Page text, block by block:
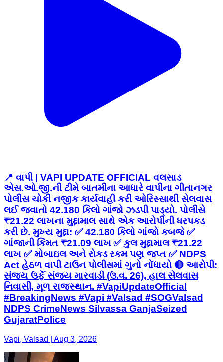
📍 વાપી | VAPI UPDATE OFFICIAL વલસાડ
એસ.ઓ.જી.ની ટીમે બાતમીના આધારે વાપીના ગીતાનગર
પોલીસ ચોકી નજીક કાર્યવાહી કરી ઓરિસ્સાથી સેલવાસ
લઈ જવાતો 42.180 કિલો ગાંજો ઝડપી પાડ્યો. પોલીસે
₹21.22 લાખના મુદ્દામાલ સાથે એક આરોપીની ધરપકડ
કરી છે. મુખ્ય મુદ્દા: ✅ 42.180 કિલો ગાંજો કબજે ✅
ગાંજાની કિંમત ₹21.09 લાખ ✅ કુલ મુદ્દામાલ ₹21.22
લાખ ✅ મોબાઇલ અને રોકડ રકમ પણ જપ્ત ✅ NDPS
Act હેઠળ વાપી ટાઉન પોલીસમાં ગુનો નોંધાયો 🔴 આરોપી:
સંજય ઉર્ફે સંજય મારવાડી (ઉ.વ. 26), હાલ સેલવાસ
નિવાસી, મૂળ રાજસ્થાન. #VapiUpdateOfficial
#BreakingNews #Vapi #Valsad #SOGValsad
NDPS CrimeNews Silvassa GanjaSeized
GujaratPolice
Vapi, Valsad | Aug 3, 2026